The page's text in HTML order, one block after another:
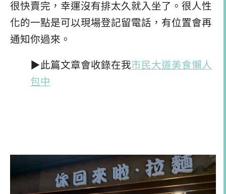
很快賣完，幸運沒有排太久就入坐了。很人性
化的一點是可以現場登記留電話，有位置會再
通知你過來。
▶此篇文章會收錄在我市民大道美食懶人
包中